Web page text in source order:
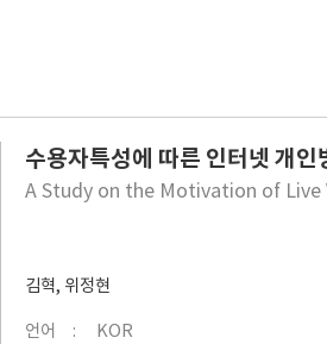
수용자특성에 따른 인터넷 개
A Study on the Motivation of
김혁, 위정현
언어
KOR